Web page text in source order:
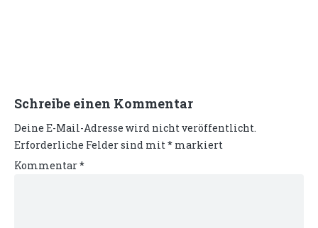
Schreibe einen Kommentar
Deine E-Mail-Adresse wird nicht veröffentlicht.
Erforderliche Felder sind mit* markiert
Kommentar*